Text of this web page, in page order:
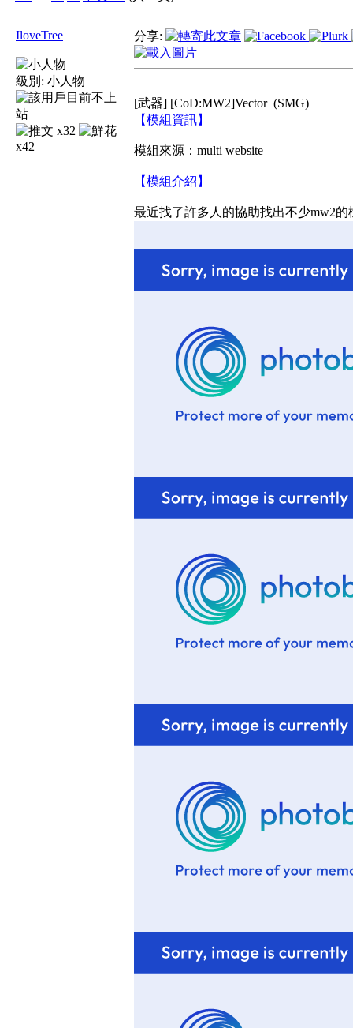
IloveTree
級別: 小人物
x32
x42
分享:
[武器] [CoD:MW2]Vector (SMG)
【模組資訊】
模組來源：multi website
【模組介紹】
最近找了許多人的協助找出不少mw2